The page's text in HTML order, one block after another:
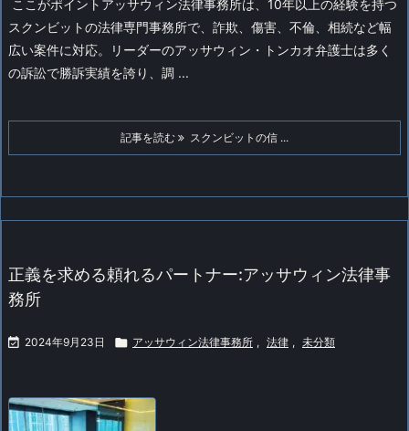
ここがポイント アッサウィン法律事務所は、10年以上の経験を持つ
スクンビットの法律専門事務所で、詐欺、傷害、不倫、相続など幅
広い案件に対応。リーダーのアッサウィン・トンカオ弁護士は多く
の訴訟で勝訴実績を誇り、調 ...
記事を読む スクンビットの信 ...
正義を求める頼れるパートナー:アッサウィン法律事
務所
 2024年9月23日  アッサウィン法律事務所 , 法律 , 未分類